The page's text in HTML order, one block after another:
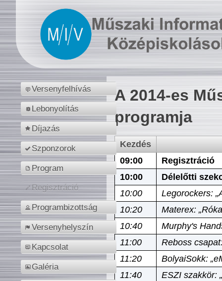
Versenyfelhívás
Lebonyolítás
Díjazás
Szponzorok
Program
Regisztráció
Programbizottság
Versenyhelyszín
Kapcsolat
Galéria
A 2014-es
programja
Kezdés
09:00
Regisztráció
10:00
Délelőtti
10:00
Legorockers:
10:20
Materex:
10:40
Murphy's
11:00
Reboss
11:20
BolyaiSokk:
11:40
ESZI szakkör: